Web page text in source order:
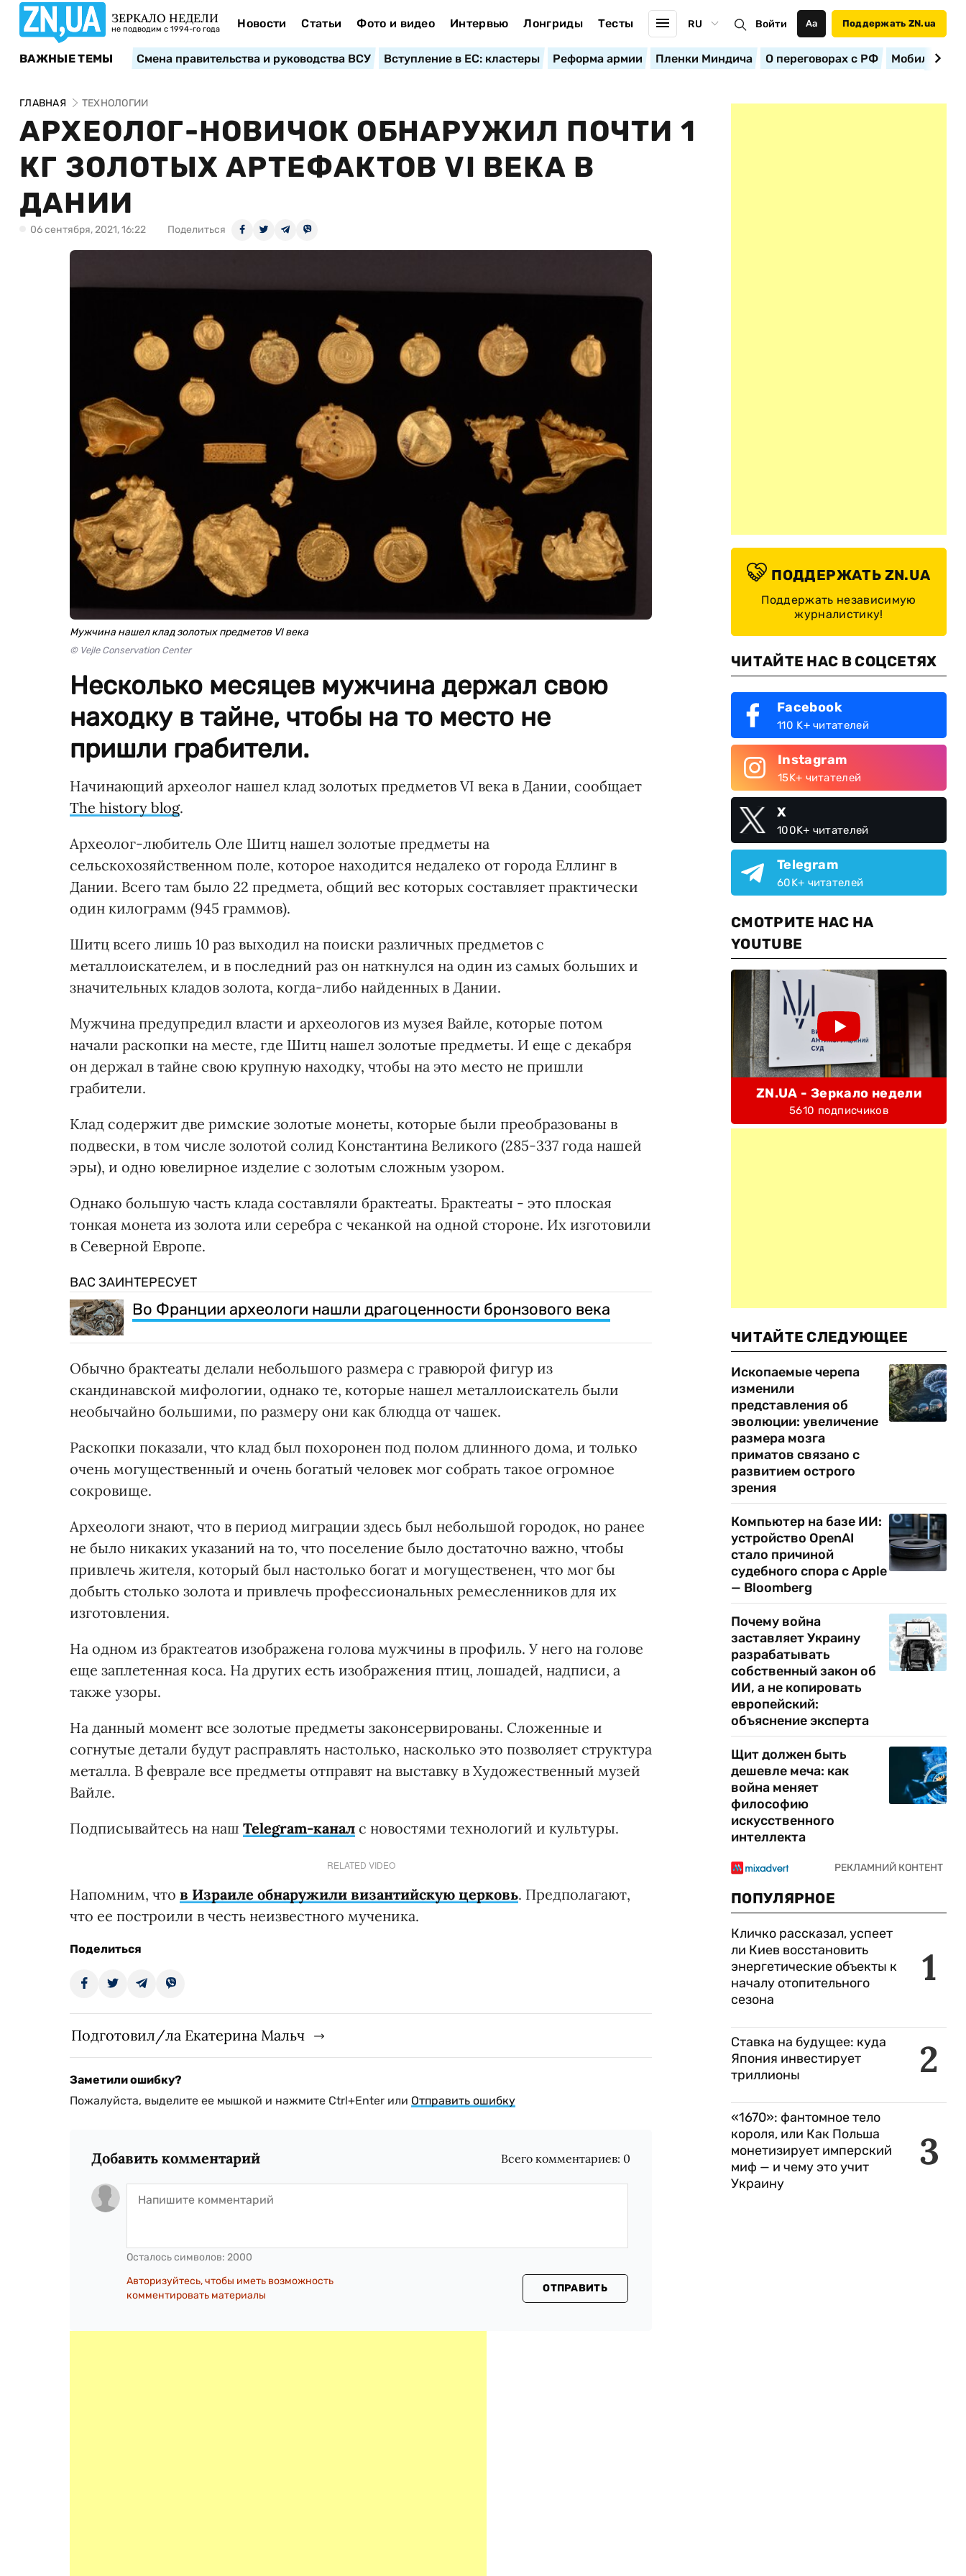
ЗЕРКАЛО НЕДЕЛИ
не подводим с 1994-го года Новости Статьи Фото и видео Интервью Лонгриды Тесты RU Войти Аа Поддержать ZN.ua
ВАЖНЫЕ ТЕМЫ Смена правительства и руководства ВСУ Вступление в ЕС: кластеры Реформа армии Пленки Миндича О переговорах с РФ
ГЛАВНАЯ ТЕХНОЛОГИИ
АРХЕОЛОГ-НОВИЧОК ОБНАРУЖИЛ ПОЧТИ 1
КГ ЗОЛОТЫХ АРТЕФАКТОВ VI ВЕКА В
ДАНИИ
06 сентября, 2021, 16:22 Поделиться
Мужчина нашел клад золотых предметов VI века
© Vejle Conservation Center
Несколько месяцев мужчина держал свою
находку в тайне, чтобы на то место не
пришли грабители.
Начинающий археолог нашел клад золотых предметов VI века в Дании, сообщает
The history blog.
Археолог-любитель Оле Шитц нашел золотые предметы на
сельскохозяйственном поле, которое находится недалеко от города Еллинг в
Дании. Всего там было 22 предмета, общий вес которых составляет практически
один килограмм (945 граммов).
Шитц всего лишь 10 раз выходил на поиски различных предметов с
металлоискателем, и в последний раз он наткнулся на один из самых больших и
значительных кладов золота, когда-либо найденных в Дании.
Мужчина предупредил власти и археологов из музея Вайле, которые потом
начали раскопки на месте, где Шитц нашел золотые предметы. И еще с декабря
он держал в тайне свою крупную находку, чтобы на это место не пришли
грабители.
Клад содержит две римские золотые монеты, которые были преобразованы в
подвески, в том числе золотой солид Константина Великого (285-337 года нашей
эры), и одно ювелирное изделие с золотым сложным узором.
Однако большую часть клада составляли брактеаты. Брактеаты - это плоская
тонкая монета из золота или серебра с чеканкой на одной стороне. Их изготовили
в Северной Европе.
ВАС ЗАИНТЕРЕСУЕТ
Во Франции археологи нашли драгоценности бронзового века
Обычно брактеаты делали небольшого размера с гравюрой фигур из
скандинавской мифологии, однако те, которые нашел металлоискатель были
необычайно большими, по размеру они как блюдца от чашек.
Раскопки показали, что клад был похоронен под полом длинного дома, и только
очень могущественный и очень богатый человек мог собрать такое огромное
сокровище.
Археологи знают, что в период миграции здесь был небольшой городок, но ранее
не было никаких указаний на то, что поселение было достаточно важно, чтобы
привлечь жителя, который был настолько богат и могущественен, что мог бы
добыть столько золота и привлечь профессиональных ремесленников для их
изготовления.
На одном из брактеатов изображена голова мужчины в профиль. У него на голове
еще заплетенная коса. На других есть изображения птиц, лошадей, надписи, а
также узоры.
На данный момент все золотые предметы законсервированы. Сложенные и
согнутые детали будут расправлять настолько, насколько это позволяет структура
металла. В феврале все предметы отправят на выставку в Художественный музей
Вайле.
Подписывайтесь на наш Telegram-канал с новостями технологий и культуры.
RELATED VIDEO
Напомним, что в Израиле обнаружили византийскую церковь. Предполагают,
что ее построили в честь неизвестного мученика.
Поделиться
Подготовил/ла Екатерина Мальч
Заметили ошибку?
Пожалуйста, выделите ее мышкой и нажмите Ctrl+Enter или Отправить ошибку
Добавить комментарий Всего комментариев: 0
Осталось символов: 2000
Авторизуйтесь, чтобы иметь возможность
комментировать материалы
ОТПРАВИТЬ
ПОДДЕРЖАТЬ ZN.UA
Поддержать независимую
журналистику!
ЧИТАЙТЕ НАС В СОЦСЕТЯХ
Facebook
110 K+ читателей
Instagram
15K+ читателей
X
100K+ читателей
Telegram
60K+ читателей
СМОТРИТЕ НАС НА
YOUTUBE
ZN.UA - Зеркало недели
5610 подписчиков
ЧИТАЙТЕ СЛЕДУЮЩЕЕ
Ископаемые черепа
изменили
представления об
эволюции: увеличение
размера мозга
приматов связано с
развитием острого
зрения
Компьютер на базе ИИ:
устройство OpenAI
стало причиной
судебного спора с Apple
— Bloomberg
Почему война
заставляет Украину
разрабатывать
собственный закон об
ИИ, а не копировать
европейский:
объяснение эксперта
Щит должен быть
дешевле меча: как
война меняет
философию
искусственного
интеллекта
ПОПУЛЯРНОЕ
1
Кличко рассказал, успеет
ли Киев восстановить
энергетические объекты к
началу отопительного
сезона
2
Ставка на будущее: куда
Япония инвестирует
триллионы
3
«1670»: фантомное тело
короля, или Как Польша
монетизирует имперский
миф — и чему это учит
Украину